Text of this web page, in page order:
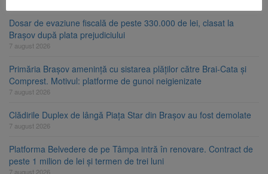
Dosar de evaziune fiscală de peste 330.000 de lei, clasat la
Brașov după plata prejudiciului
7 august 2026
Primăria Brașov amenință cu sistarea plăților către Brai-Cata și
Comprest. Motivul: platforme de gunoi neigienizate
7 august 2026
Clădirile Duplex de lângă Piața Star din Brașov au fost demolate
7 august 2026
Platforma Belvedere de pe Tâmpa intră în renovare. Contract de
peste 1 milion de lei și termen de trei luni
7 august 2026